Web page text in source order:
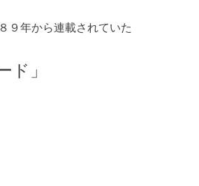
９年から連載されていた
ド」